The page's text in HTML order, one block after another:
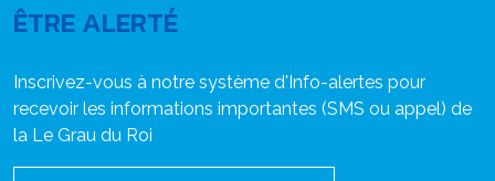
ÊTRE ALERTÉ
Inscrivez-vous à notre système d'Info-alertes pour
recevoir les informations importantes (SMS ou appel) de
la Le Grau du Roi